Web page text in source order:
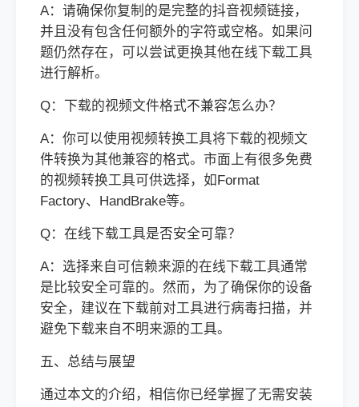
A：请确保你复制的是完整的抖音视频链接，
并且没有包含任何额外的字符或空格。如果问
题仍然存在，可以尝试更换其他在线下载工具
进行解析。
Q：下载的视频文件格式不兼容怎么办？
A：你可以使用视频转换工具将下载的视频文
件转换为其他兼容的格式。市面上有很多免费
的视频转换工具可供选择，如Format
Factory、HandBrake等。
Q：在线下载工具是否安全可靠？
A：选择来自可信赖来源的在线下载工具通常
是比较安全可靠的。然而，为了确保你的设备
安全，建议在下载前对工具进行病毒扫描，并
避免下载来自不明来源的工具。
五、总结与展望
通过本文的介绍，相信你已经掌握了无需安装